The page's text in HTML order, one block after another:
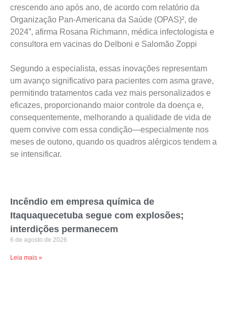
crescendo ano após ano, de acordo com relatório da
Organização Pan-Americana da Saúde (OPAS)², de
2024”, afirma Rosana Richmann, médica infectologista e
consultora em vacinas do Delboni e Salomão Zoppi
Segundo a especialista, essas inovações representam
um avanço significativo para pacientes com asma grave,
permitindo tratamentos cada vez mais personalizados e
eficazes, proporcionando maior controle da doença e,
consequentemente, melhorando a qualidade de vida de
quem convive com essa condição—especialmente nos
meses de outono, quando os quadros alérgicos tendem a
se intensificar.
Incêndio em empresa química de
Itaquaquecetuba segue com explosões;
interdições permanecem
6 de agosto de 2026
Leia mais »